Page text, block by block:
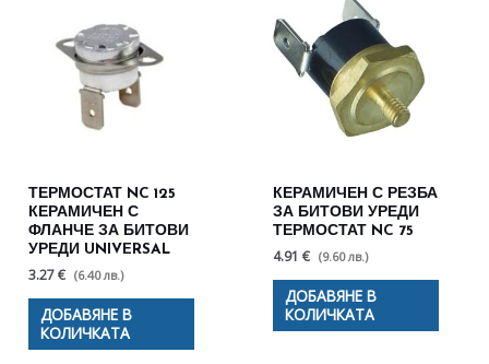
ТЕРМОСТАТ NC 125
КЕРАМИЧЕН С
ФЛАНЧЕ ЗА БИТОВИ
УРЕДИ UNIVERSAL
3.27 € (6.40 лв.)
ДОБАВЯНЕ В
КОЛИЧКАТА
КЕРАМИЧЕН С РЕЗБА
ЗА БИТОВИ УРЕДИ
ТЕРМОСТАТ NC 75
4.91 € (9.60 лв.)
ДОБАВЯНЕ В
КОЛИЧКАТА